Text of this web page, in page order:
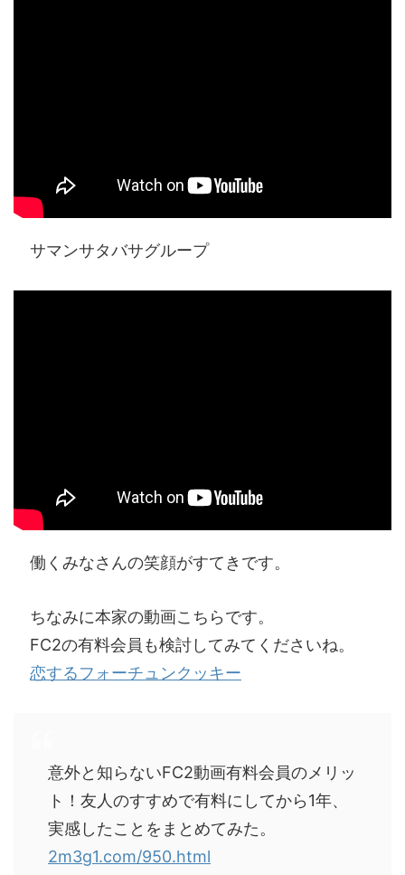
サマンサタバサグループ
働くみなさんの笑顔がすてきです。
ちなみに本家の動画こちらです。
FC2の有料会員も検討してみてくださいね。
恋するフォーチュンクッキー
意外と知らないFC2動画有料会員のメリッ
ト！友人のすすめで有料にしてから1年、
実感したことをまとめてみた。
2m3g1.com/950.html